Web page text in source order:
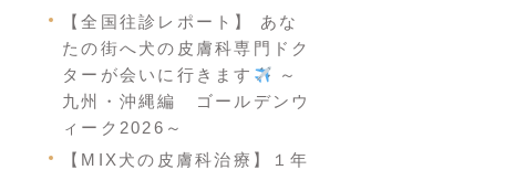
【全国往診レポート】 あな
たの街へ犬の皮膚科専門ドク
ターが会いに行きます
～
九州・沖縄編 ゴールデンウ
ィーク2026～
【MIX犬の皮膚科治療】１年